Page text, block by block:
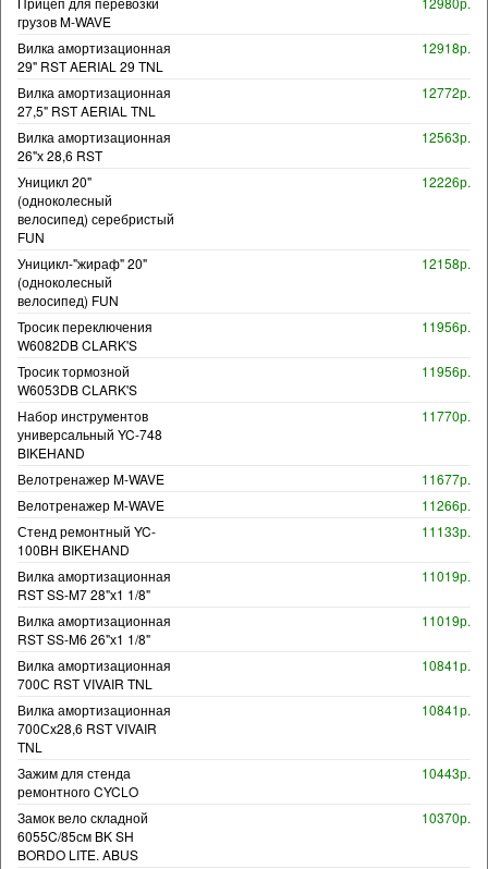
грузов M-WAVE
Вилка амортизационная
29" RST AERIAL 29 TNL
12918р.
Вилка амортизационная
27,5" RST AERIAL TNL
12772р.
Вилка амортизационная
26"х 28,6 RST
12563р.
Уницикл 20"
(одноколесный
велосипед) серебристый
FUN
12226р.
Уницикл-"жираф" 20"
(одноколесный
велосипед) FUN
12158р.
Тросик переключения
W6082DB CLARK'S
11956р.
Тросик тормозной
W6053DB CLARK'S
11956р.
Набор инструментов
универсальный YC-748
BIKEHAND
11770р.
Велотренажер M-WAVE
11677р.
Велотренажер M-WAVE
11266р.
Стенд ремонтный YC-
100BH BIKEHAND
11133р.
Вилка амортизационная
RST SS-M7 28"х1 1/8"
11019р.
Вилка амортизационная
RST SS-M6 26"х1 1/8"
11019р.
Вилка амортизационная
700С RST VIVAIR TNL
10841р.
Вилка амортизационная
700Сх28,6 RST VIVAIR
TNL
10841р.
Зажим для стенда
ремонтного CYCLO
10443р.
Замок вело складной
6055C/85см BK SH
BORDO LITE. ABUS
10370р.